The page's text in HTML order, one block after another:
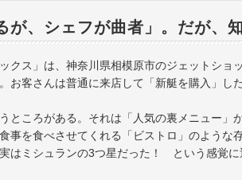
が、シェフが曲者」。だが、
クス」は、神奈川県相模原市のジェットシ
お客さんは普通に来店して「新艇を購入」し
ところがある。それは「人気の裏メニュー」
事を食べさせてくれる「ビストロ」のような存
はミシュランの3つ星だった！ という感覚に